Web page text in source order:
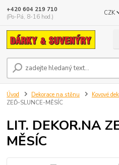
CZK
+420 604 219 710
(Po-Pá, 8-16 hod.)
Úvod Dekorace na stěnu Kovové
ZEĎ-SLUNCE-MĚSÍC
LIT. DEKOR.NA
MĚSÍC